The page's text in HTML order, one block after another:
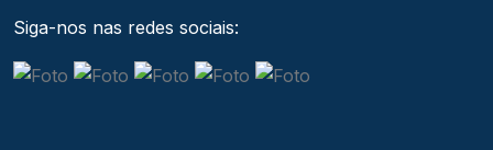
Siga-nos nas redes sociais: